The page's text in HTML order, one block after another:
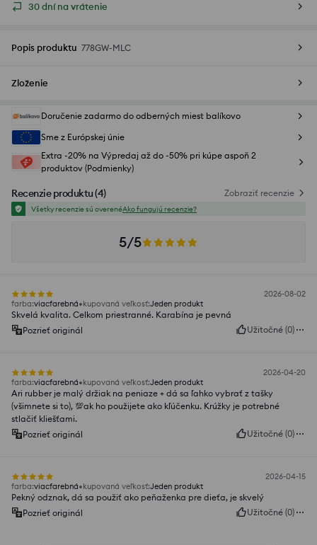
30 dní na vrátenie
Popis produktu 778GW-MLC
Zloženie
Doručenie zadarmo do odberných miest balíkovo
Sme z Európskej únie
Extra -20% na Výpredaj až do -50% pri kúpe aspoň 2
produktov (Podmienky)
Recenzie produktu(4) Zobraziť recenzie
Všetky recenzie sú overenéAko fungujú recenzie?
5/5
2026-08-02
farba:viacfarebná kupovaná veľkosť:Jeden produkt
Skvelá kvalita. Celkom priestranné. Karabína je pevná
Pozrieť originál
Užitočné (0)
2026-04-20
farba:viacfarebná kupovaná veľkosť:Jeden produkt
Ari rubber je malý držiak na peniaze + dá sa ľahko vybrať z tašky
(všimnete si to), 💯ak ho použijete ako kľúčenku. Krúžky je potrebné
stlačiť kliešťami.
Pozrieť originál
Užitočné (0)
2026-04-15
farba:viacfarebná kupovaná veľkosť:Jeden produkt
Pekný odznak, dá sa použiť ako peňaženka pre dieťa, je skvelý
Pozrieť originál
Užitočné (0)